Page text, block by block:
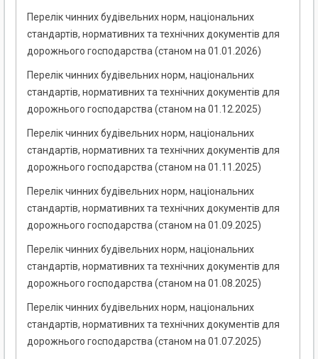
Перелік чинних будівельних норм, національних
стандартів, нормативних та технічних документів для
дорожнього господарства (станом на 01.01.2026)
Перелік чинних будівельних норм, національних
стандартів, нормативних та технічних документів для
дорожнього господарства (станом на 01.12.2025)
Перелік чинних будівельних норм, національних
стандартів, нормативних та технічних документів для
дорожнього господарства (станом на 01.11.2025)
Перелік чинних будівельних норм, національних
стандартів, нормативних та технічних документів для
дорожнього господарства (станом на 01.09.2025)
Перелік чинних будівельних норм, національних
стандартів, нормативних та технічних документів для
дорожнього господарства (станом на 01.08.2025)
Перелік чинних будівельних норм, національних
стандартів, нормативних та технічних документів для
дорожнього господарства (станом на 01.07.2025)